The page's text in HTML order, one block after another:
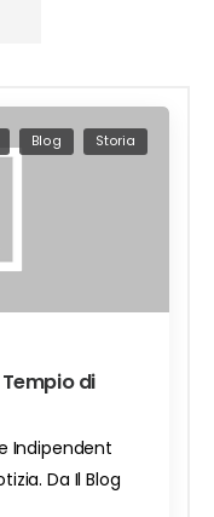
Blog Storia
di
Indipendent
Da Il Blog